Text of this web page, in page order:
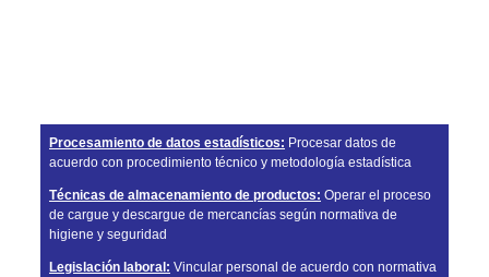
Procesamiento de datos estadísticos: Procesar datos de
acuerdo con procedimiento técnico y metodología estadística
Técnicas de almacenamiento de productos: Operar el proceso
de cargue y descargue de mercancías según normativa de
higiene y seguridad
Legislación laboral : Vincular personal de acuerdo con normativa